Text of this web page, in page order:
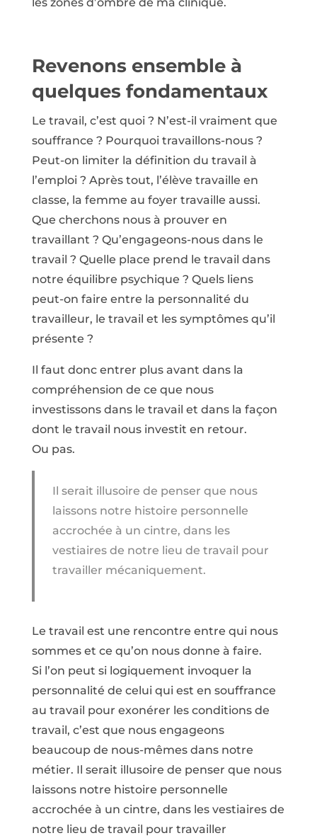
Revenons ensemble à
quelques fondamentaux
Le travail, c’est quoi ? N’est-il vraiment que
souffrance ? Pourquoi travaillons-nous ?
Peut-on limiter la définition du travail à
l’emploi ? Après tout, l’élève travaille en
classe, la femme au foyer travaille aussi.
Que cherchons nous à prouver en
travaillant ? Qu’engageons-nous dans le
travail ? Quelle place prend le travail dans
notre équilibre psychique ? Quels liens
peut-on faire entre la personnalité du
travailleur, le travail et les symptômes qu’il
présente ?
Il faut donc entrer plus avant dans la
compréhension de ce que nous
investissons dans le travail et dans la façon
dont le travail nous investit en retour.
Ou pas.
Il serait illusoire de penser que nous
laissons notre histoire personnelle
accrochée à un cintre, dans les
vestiaires de notre lieu de travail pour
travailler mécaniquement.
Le travail est une rencontre entre qui nous
sommes et ce qu’on nous donne à faire.
Si l’on peut si logiquement invoquer la
personnalité de celui qui est en souffrance
au travail pour exonérer les conditions de
travail, c’est que nous engageons
beaucoup de nous-mêmes dans notre
métier. Il serait illusoire de penser que nous
laissons notre histoire personnelle
accrochée à un cintre, dans les vestiaires de
notre lieu de travail pour travailler